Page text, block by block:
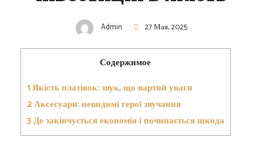
Admin 27 Мая, 2025
Содержимое
1Якість платівок: звук, що вартий уваги
2Аксесуари: невидимі герої звучання
3Де закінчується економія і починається шкода